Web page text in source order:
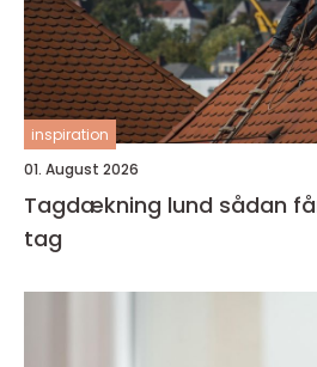
inspiration
01. August 2026
Tagdækning lund sådan får du et holdbart
tag